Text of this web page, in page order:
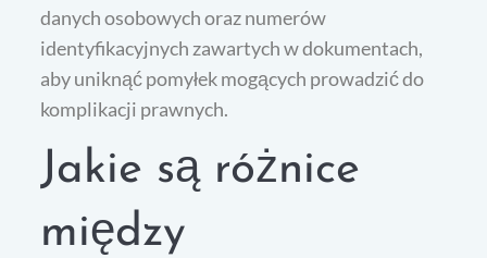
danych osobowych oraz numerów
identyfikacyjnych zawartych w dokumentach,
aby uniknąć pomyłek mogących prowadzić do
komplikacji prawnych.
Jakie są różnice
między